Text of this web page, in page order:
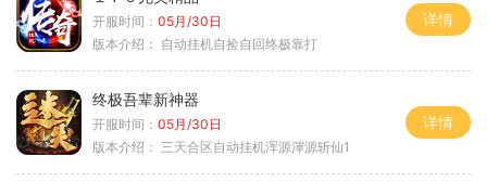
开服时间： 05月/30日
版本介绍： 自动挂机自捡自回终极靠打
详情
终极吾辈新神器
开服时间： 05月/30日
版本介绍： 三天合区自动挂机浑源渾源斩仙1
详情